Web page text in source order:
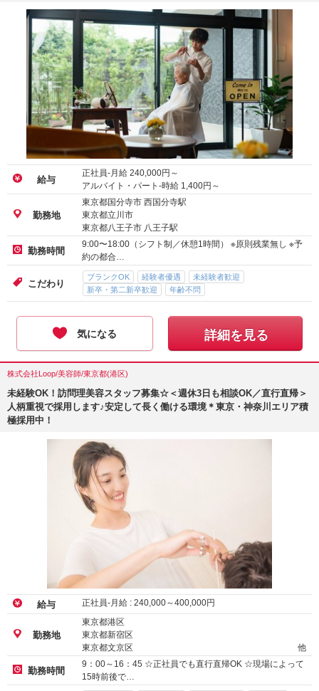
給与
正社員-月給 240,000円～
アルバイト・パート-時給 1,400円～
勤務地
東京都国分寺市 西国分寺駅
東京都立川市
東京都八王子市 八王子駅
勤務時間
9:00〜18:00（シフト制／休憩1時間） ※原則残業無し ※予
約の都合…
こだわり
ブランクOK 経験者優遇
未経験者歓迎
新卒・第二新卒歓迎
年齢不問
気になる 詳細を見る
株式会社Loop/美容師/東京都(港区)
未経験OK！訪問理美容スタッフ募集☆＜週休3日も相談OK／直行直帰＞
人柄重視で採用します♪安定して長く働ける環境＊東京・神奈川エリア積
極採用中！
給与 正社員-月給 : 240,000～400,000円
勤務地
東京都港区
東京都新宿区
東京都文京区
他
勤務時間
9：00～16：45 ☆正社員でも直行直帰OK ☆現場によって
15時前後で…